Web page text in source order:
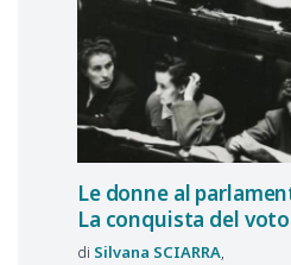
Le donne al
La conquista del voto
Silvana SCIARRA